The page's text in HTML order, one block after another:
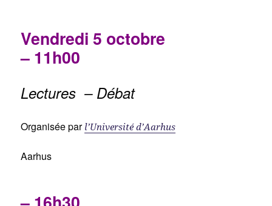
Vendredi 5 octobre
– 11h00
Lectures – Débat
Organisée par l’Université d’Aarhus
Aarhus